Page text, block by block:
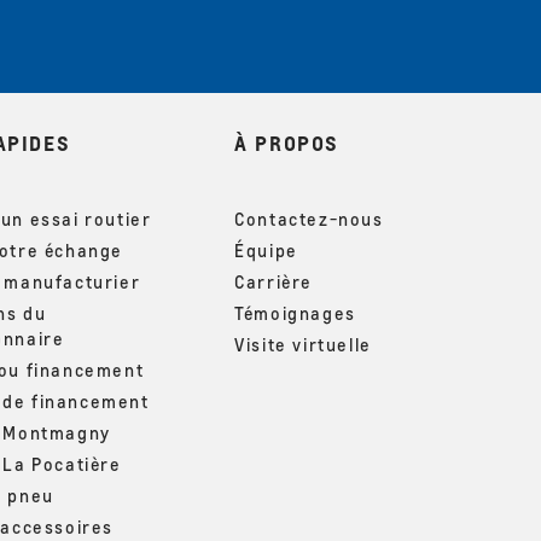
un essai routier
échange
manufacturier
du
financement
de financement
Pocatière
pneu
À PROPOS
Contactez-nous
Équipe
Carrière
Témoignages
Visite virtuelle